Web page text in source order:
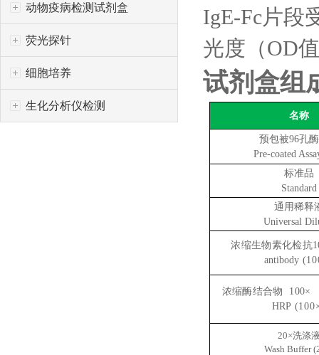
动物疫病检测试剂盒
荧光探针
细胞培养
生化分析仪检测
IgE-Fc片段
光度（OD
试剂盒组
名称
预包被96孔
Pre-coated A
标准品
Standard
通用稀释
Universal
浓缩生物素化检抗
antibody
浓缩酶结合物 100×
HRP
20×洗涤
Wash Buffer